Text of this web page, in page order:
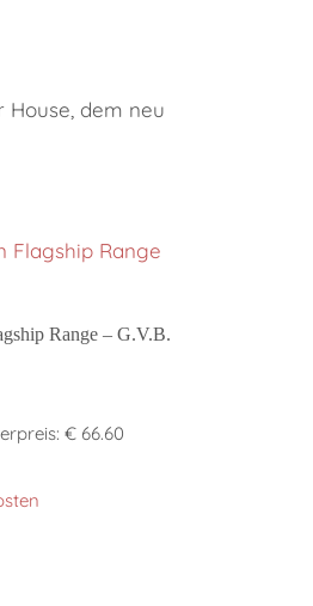
dem neu
Warenkorb
Range – G.V.B.
€ 66.60